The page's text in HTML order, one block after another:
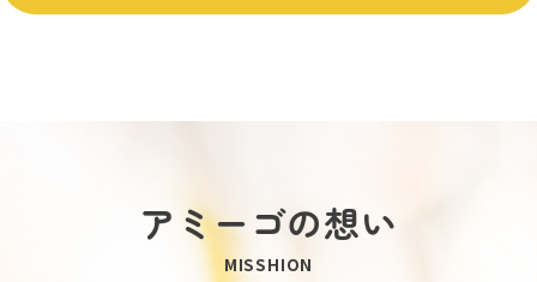
アミーゴの想い
MISSHION